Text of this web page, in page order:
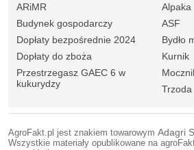
ARiMR
Budynek gospodarczy
Dopłaty bezpośrednie 2024
Dopłaty do zboża
Przestrzegasz GAEC 6 w
kukurydzy
Alpaka
ASF
Bydło
Kurnik
Trzoda
AgroFakt.pl jest znakiem towarowym Adagri
Wszystkie materiały opublikowane na